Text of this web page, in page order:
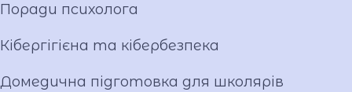
Поради психолога
Кібергігієна та кібербезпека
Домедична підготовка для школярів